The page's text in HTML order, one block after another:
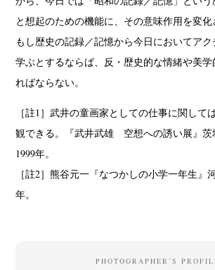
と想起のための機能に、その意味作用を変化
もし歴史の記録／記憶から今日においてア
学ぶとするならば、反・歴史的な情緒や美
ればならない。
［註1］武井の童画家としての仕事に関して
観できる。『武井武雄 空想への誘い展』茨
1999年。
［註2］熊谷元一『なつかしの小学一年生』
年。
PHOTOGRAPHER’S